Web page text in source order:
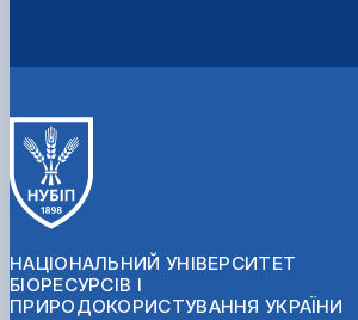
НАЦІОНАЛЬНИЙ УНІВЕРСИТЕТ
БІОРЕСУРСІВ І
ПРИРОДОКОРИСТУВАННЯ УКРАЇНИ